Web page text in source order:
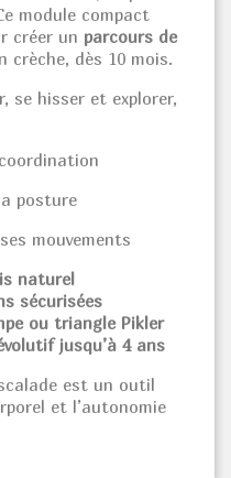
module compact
créer un parcours de
dès 10 mois.
se hisser et explorer,
posture
mouvements
naturel
sécurisées
ou triangle Pikler
jusqu’à 4 ans
est un outil
et l’autonomie